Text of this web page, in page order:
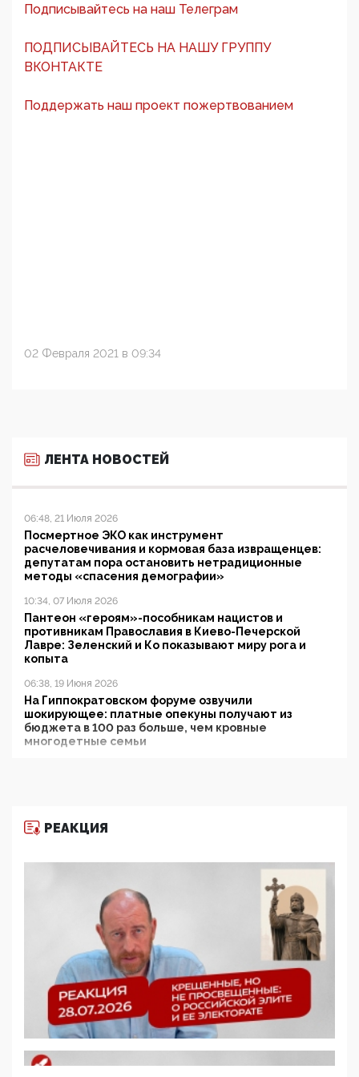
Подписывайтесь на наш Телеграм
ПОДПИСЫВАЙТЕСЬ НА НАШУ ГРУППУ
ВКОНТАКТЕ
Поддержать наш проект пожертвованием
02 Февраля 2021 в 09:34
ЛЕНТА НОВОСТЕЙ
06:48, 21 Июля 2026
Посмертное ЭКО как инструмент
расчеловечивания и кормовая база извращенцев:
депутатам пора остановить нетрадиционные
методы «спасения демографии»
10:34, 07 Июля 2026
Пантеон «героям»-пособникам нацистов и
противникам Православия в Киево-Печерской
Лавре: Зеленский и Ко показывают миру рога и
копыта
06:38, 19 Июня 2026
На Гиппократовском форуме озвучили
шокирующее: платные опекуны получают из
бюджета в 100 раз больше, чем кровные
многодетные семьи
11:53, 09 Июня 2026
деятельность ИИТО ЮНЕСКО в России, но
цифроглобалисты продолжают определять
повестку в образовании
09:43, 01 Июня 2026
5G за счет здоровья граждан: Минцифры намерено
отобрать у регионов и муниципалитетов право
защищать жилые дома и социальные объекты от
05:58, 26 Мая 2026
Роскомнадзор освободили от борца с
деструктивным и опасным контентом
07:39, 25 Мая 2026
РЕАКЦИЯ